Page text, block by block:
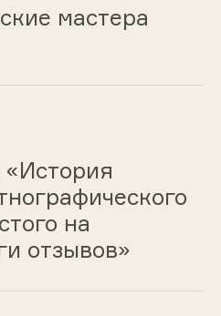
мастера
на
отзывов»